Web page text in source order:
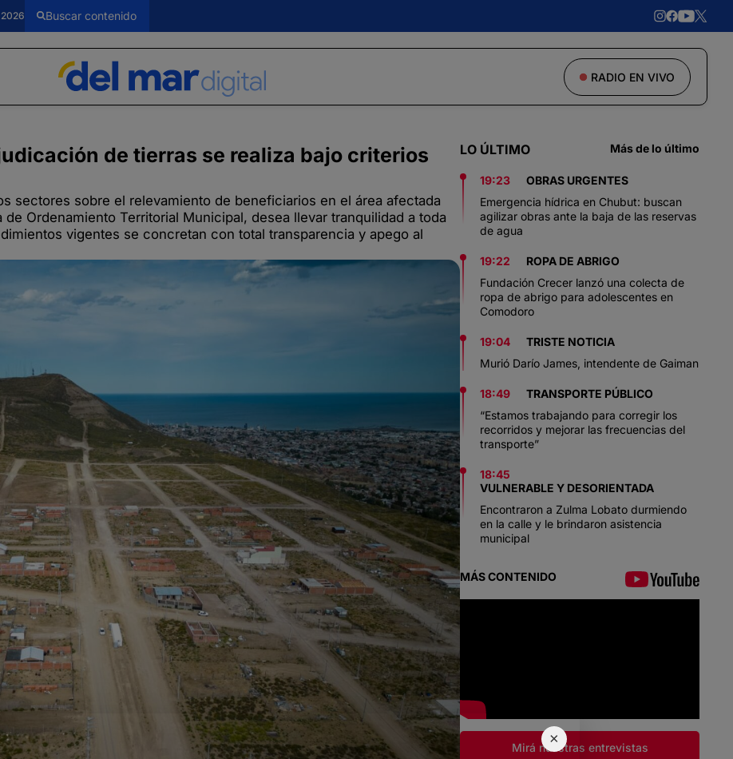
RADIO EN VIVO
×
de tierras se realiza bajo criterios
sectores sobre el relevamiento de beneficiarios en el área afectada
Ordenamiento Territorial Municipal, desea llevar tranquilidad a toda
vigentes se concretan con total transparencia y apego al
LO ÚLTIMO Más de lo último
19:23
OBRAS URGENTES
Emergencia hídrica en Chubut: buscan
agilizar obras ante la baja de las reservas
de agua
19:22
ROPA DE ABRIGO
Fundación Crecer lanzó una colecta de
ropa de abrigo para adolescentes en
Comodoro
19:04
TRISTE NOTICIA
Murió Darío James, intendente de Gaiman
18:49
TRANSPORTE PÚBLICO
“Estamos trabajando para corregir los
recorridos y mejorar las frecuencias del
transporte”
18:45
VULNERABLE Y DESORIENTADA
Encontraron a Zulma Lobato durmiendo
en la calle y le brindaron asistencia
municipal
MÁS CONTENIDO
Mirá nuestras entrevistas